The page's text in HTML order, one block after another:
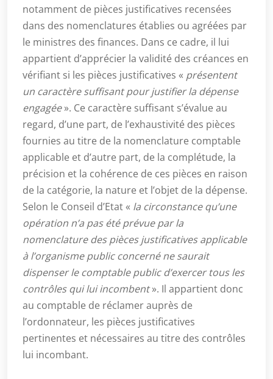
notamment de pièces justificatives recensées
dans des nomenclatures établies ou agréées par
le ministres des finances. Dans ce cadre, il lui
appartient d’apprécier la validité des créances en
vérifiant si les pièces justificatives « présentent
un caractère suffisant pour justifier la dépense
engagée». Ce caractère suffisant s’évalue au
regard, d’une part, de l’exhaustivité des pièces
fournies au titre de la nomenclature comptable
applicable et d’autre part, de la complétude, la
précision et la cohérence de ces pièces en raison
de la catégorie, la nature et l’objet de la dépense.
Selon le Conseil d’Etat « la circonstance qu’une
opération n’a pas été prévue par la
nomenclature des pièces justificatives applicable
à l’organisme public concerné ne saurait
dispenser le comptable public d’exercer tous les
contrôles qui lui incombent». Il appartient donc
au comptable de réclamer auprès de
l’ordonnateur, les pièces justificatives
pertinentes et nécessaires au titre des contrôles
lui incombant.